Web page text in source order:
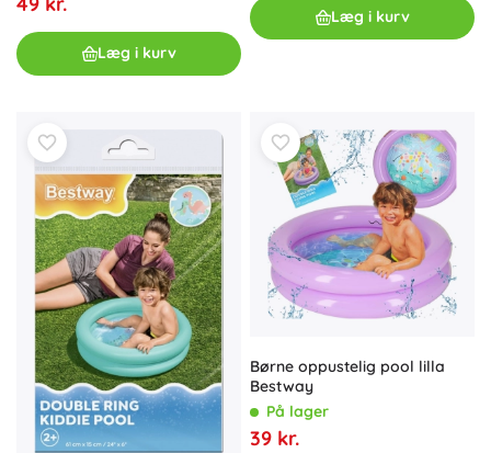
Læg i kurv
Læg i kurv
Børne oppustelig pool lilla
Bestway
På lager
39 kr.